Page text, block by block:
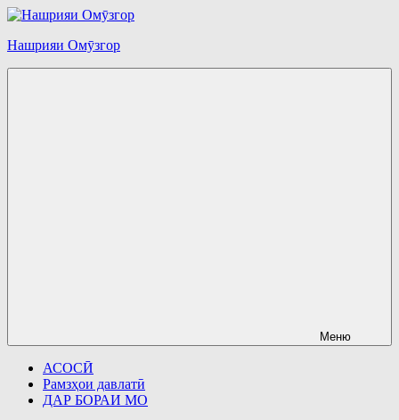
Перейти
содержимому
Нашрияи Омӯзгор
Меню
АСОСӢ
Рамзҳои давлатӣ
ДАР БОРАИ МО